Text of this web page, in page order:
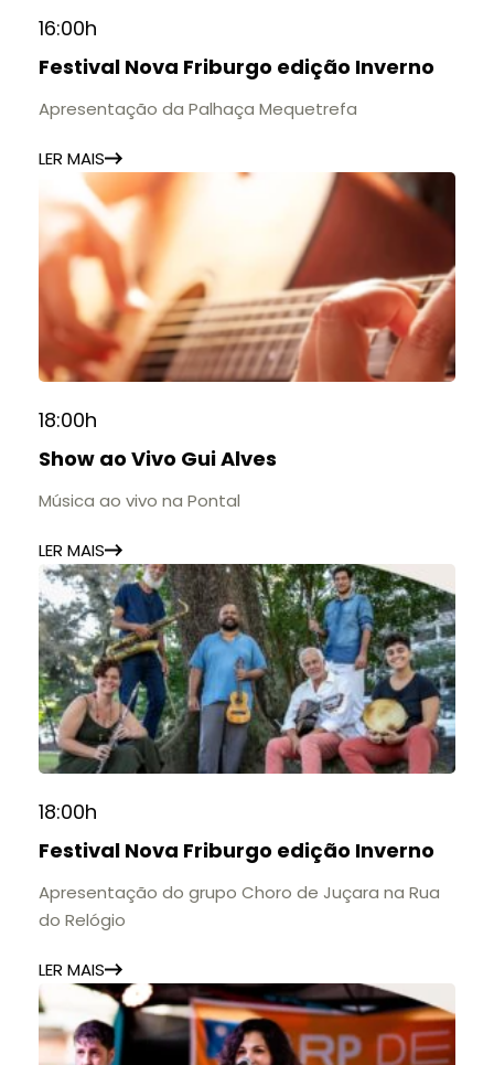
16:00h
Festival Nova Friburgo edição Inverno
Apresentação da Palhaça Mequetrefa
LER MAIS
18:00h
Show ao Vivo Gui Alves
Música ao vivo na Pontal
LER MAIS
18:00h
Festival Nova Friburgo edição Inverno
Apresentação do grupo Choro de Juçara na Rua
do Relógio
LER MAIS